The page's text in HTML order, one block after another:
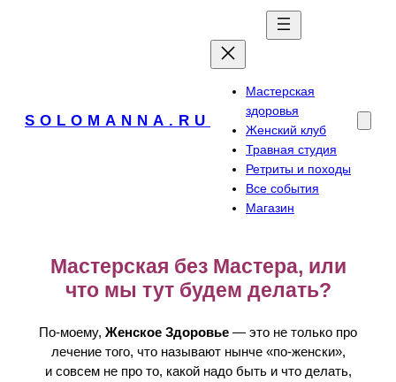
SOLOMANNA.RU
Мастерская
здоровья
Женский клуб
Травная студия
Ретриты и походы
Все события
Магазин
Мастерская без Мастера, или
что мы тут будем делать?
По-моему, Женское Здоровье — это не только про
лечение того, что называют нынче «по-женски»,
и совсем не про то, какой надо быть и что делать,